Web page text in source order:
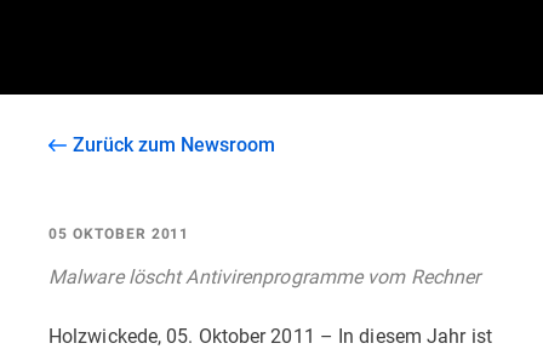
Zurück zum Newsroom
05 OKTOBER 2011
Malware löscht Antivirenprogramme vom Rechner
Holzwickede, 05. Oktober 2011 – In diesem Jahr ist